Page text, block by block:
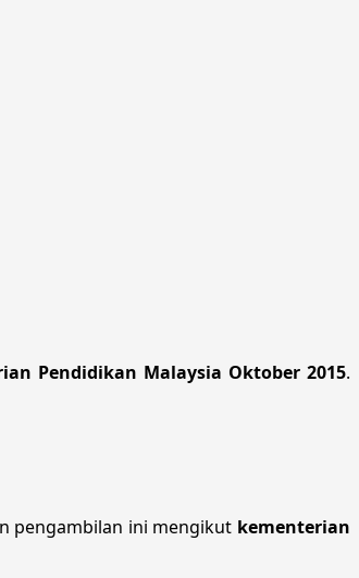
Pendidikan Malaysia Oktober 2015.
pengambilan ini mengikut kementerian